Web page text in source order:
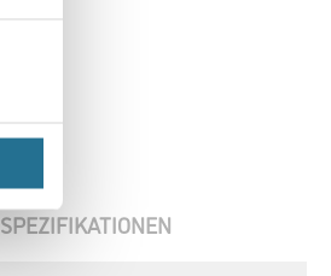
SPEZIFIKATIONEN